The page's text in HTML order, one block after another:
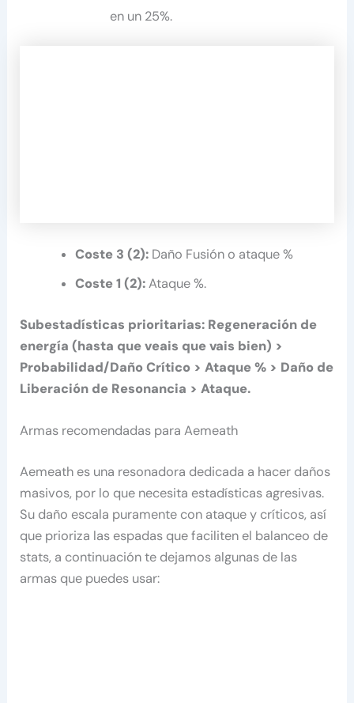
en un 25%.
Coste 3 (2):Daño Fusión o ataque %
Coste 1 (2):Ataque %.
Subestadísticas prioritarias: Regeneración de
energía (hasta que veais que vais bien) >
Probabilidad/Daño Crítico > Ataque % > Daño de
Liberación de Resonancia > Ataque.
Armas recomendadas para Aemeath
Aemeath es una resonadora dedicada a hacer daños
masivos, por lo que necesita estadísticas agresivas.
Su daño escala puramente con ataque y críticos, así
que prioriza las espadas que faciliten el balanceo de
stats, a continuación te dejamos algunas de las
armas que puedes usar: